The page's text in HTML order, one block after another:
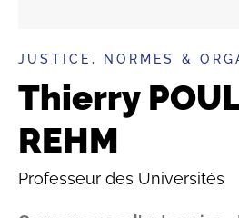
JUSTICE, NORMES &
Thierry
REHM
Professeur des Universités